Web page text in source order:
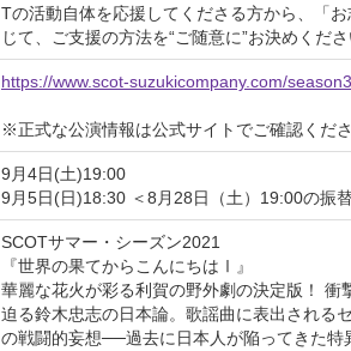
Tの活動自体を応援してくださる方から、「
じて、ご支援の方法を“ご随意に”お決めくださ
https://www.scot-suzukicompany.com/
※正式な公演情報は公式サイトでご確認くださ
9月4日(土)19:00
9月5日(日)18:30 ＜8月28日（土）19:00の振
SCOTサマー・シーズン2021
『世界の果てからこんにちはⅠ』
華麗な花火が彩る利賀の野外劇の決定版！
迫る鈴木忠志の日本論。歌謡曲に表出される
の戦闘的妄想──過去に日本人が陥ってきた